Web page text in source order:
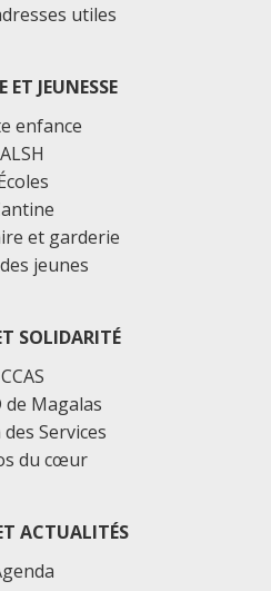
utiles
ET JEUNESSE
enfance
ALSH
et garderie
jeunes
SOLIDARITÉ
CCAS
de Magalas
Services
du cœur
ACTUALITÉS